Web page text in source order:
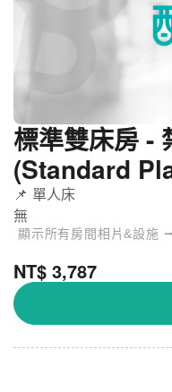
標準雙床房 -
(Standard
📌 單人床
無
顯示所有房間相片&設施 ⭢
NT$ 3,787
京都白川三條
禁菸